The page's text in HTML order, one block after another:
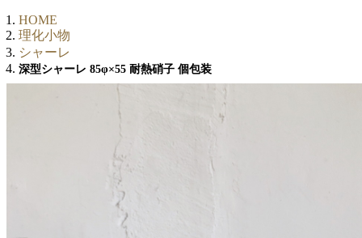
HOME
理化小物
シャーレ
深型シャーレ 85φ×55 耐熱硝子 個包装